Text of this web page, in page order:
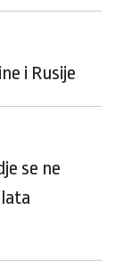
i Rusije
se ne